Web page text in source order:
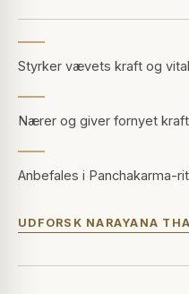
Styrker vævets kraft og
Nærer og giver fornyet
Anbefales i Panchakarma-
UDFORSK NARAYANA